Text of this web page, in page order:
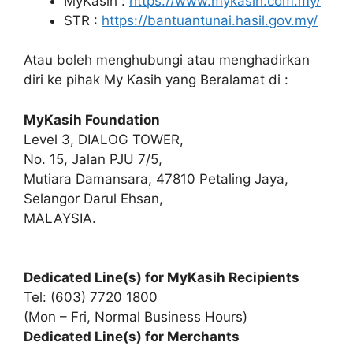
STR : https://bantuantunai.hasil.gov.my/
Atau boleh menghubungi atau menghadirkan
diri ke pihak My Kasih yang Beralamat di :
MyKasih Foundation
Level 3, DIALOG TOWER,
No. 15, Jalan PJU 7/5,
Mutiara Damansara, 47810 Petaling Jaya,
Selangor Darul Ehsan,
MALAYSIA.
Dedicated Line(s) for MyKasih Recipients
Tel: (603) 7720 1800
(Mon – Fri, Normal Business Hours)
Dedicated Line(s) for Merchants